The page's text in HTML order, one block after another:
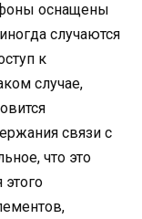
оснащены
случаются
к
случае,
связи с
что это